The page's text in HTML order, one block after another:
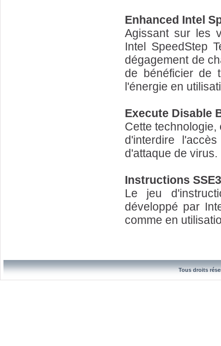
Enhanced Intel
Agissant sur les
Intel SpeedStep
dégagement de
de bénéficier de
l'énergie en
Execute Disable
Cette
d'interdire
d'attaque de virus.
Instructions SSE3
Le jeu
développé par
comme en
Tous droits